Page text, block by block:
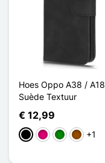
Hoes Oppo A38 / A18
Suède Textuur
€ 12,99
ZwartMagenta
GroenBruin+1